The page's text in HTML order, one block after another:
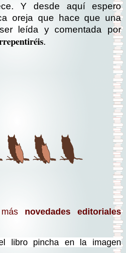
Y desde aquí espero
oreja que hace que una
leída y comentada por
.
novedades editoriales
libro pincha en la imagen